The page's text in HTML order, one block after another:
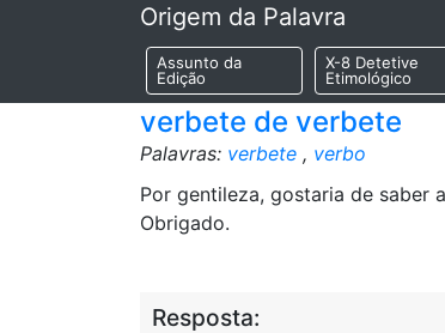
Origem da Palavra
Assunto da
Edição
X-8 Detetive
Etimológico
verbete de verbete
Palavras: verbete , verbo
Por gentileza, gostaria de saber
Obrigado.
Resposta: